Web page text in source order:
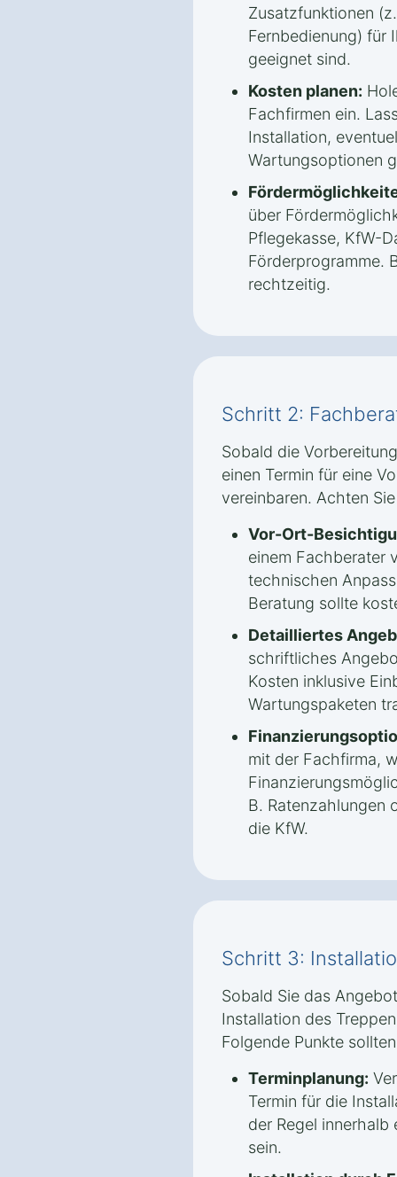
Zusatzfunktionen
Fernbedienung) für
geeignet sind.
Kosten planen:
Fachfirmen ein.
Installation,
Wartungsoptionen
über
Pflegekasse, KfW-
Förderprogramme.
rechtzeitig.
Schritt 2:
Sobald die
einen Termin für eine
vereinbaren. Achten
Vor-Ort-
einem Fachberater
technischen
Beratung sollte
Detailliertes
schriftliches
Kosten inklusive
Wartungspaketen
mit der Fachfirma,
B. Ratenzahlungen
die KfW.
Schritt 3:
Sobald Sie das
Installation des
Folgende Punkte
Terminplanung:
Termin für die
der Regel innerhalb
sein.